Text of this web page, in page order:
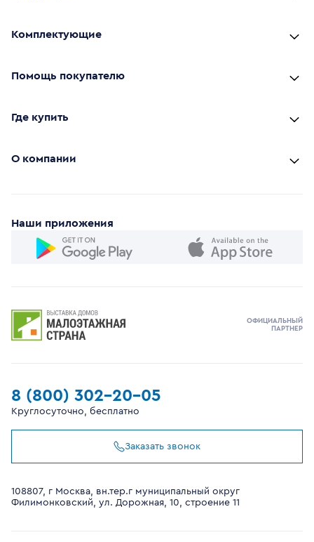
Комплектующие
Помощь покупателю
Где купить
О компании
Наши приложения
8 (800) 302-20-05
Круглосуточно, бесплатно
Заказать звонок
ОФИЦИАЛЬНЫЙ
ПАРТНЕР
108807, г Москва, вн.тер.г муниципальный округ
Филимонковский, ул. Дорожная, 10, строение 11